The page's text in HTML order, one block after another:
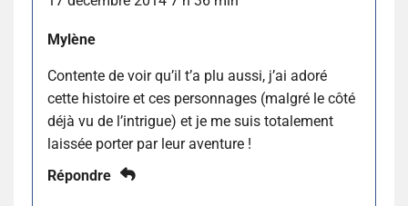
Mylène
Contente de voir qu’il t’a plu aussi, j’ai adoré
cette histoire et ces personnages (malgré le côté
déjà vu de l’intrigue) et je me suis totalement
laissée porter par leur aventure !
Répondre